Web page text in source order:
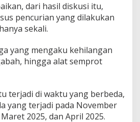
dari hasil diskusi itu,
pencurian yang dilakukan
sekali.
yang mengaku kehilangan
hingga alat semprot
terjadi di waktu yang berbeda,
yang terjadi pada November
2025, dan April 2025.